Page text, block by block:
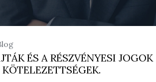
ÉS A RÉSZVÉNYESI JOGOK
KÖTELEZETTSÉGEK.